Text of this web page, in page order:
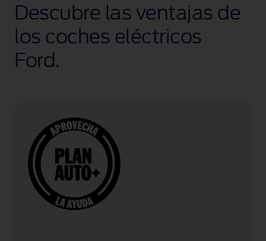
Descubre las ventajas de
los coches eléctricos
Ford.